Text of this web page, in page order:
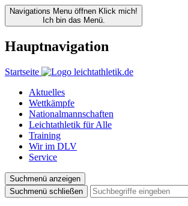
Navigations Menu öffnen Klick mich!
Ich bin das Menü.
Hauptnavigation
Startseite
Aktuelles
Wettkämpfe
Nationalmannschaften
Leichtathletik für Alle
Training
Wir im DLV
Service
Suchmenü anzeigen
Suchmenü schließen